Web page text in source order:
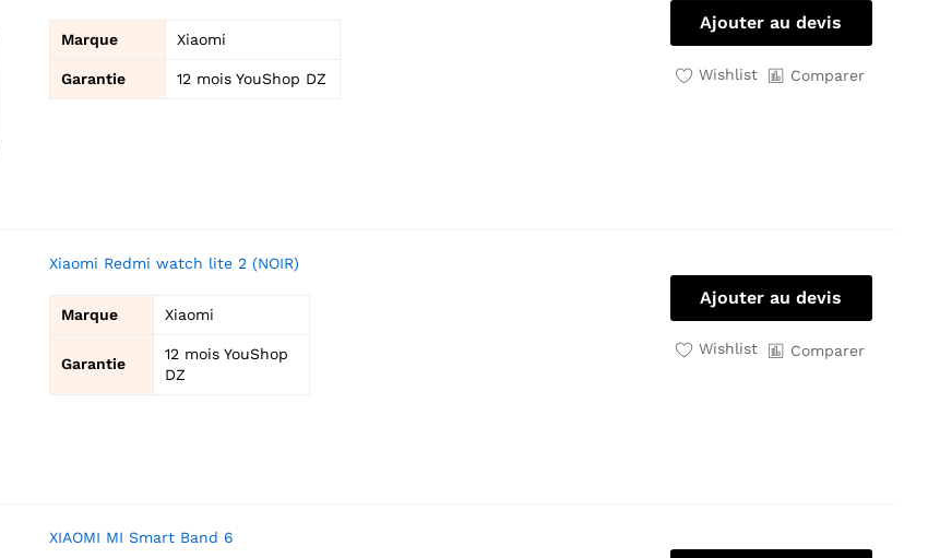
Marque Xiaomi
Garantie 12 mois YouShop DZ
Ajouter au devis
Wishlist Comparer
Xiaomi Redmi watch lite 2 (NOIR)
Marque Xiaomi
Garantie
12 mois YouShop
DZ
Ajouter au devis
Wishlist Comparer
XIAOMI MI Smart Band 6